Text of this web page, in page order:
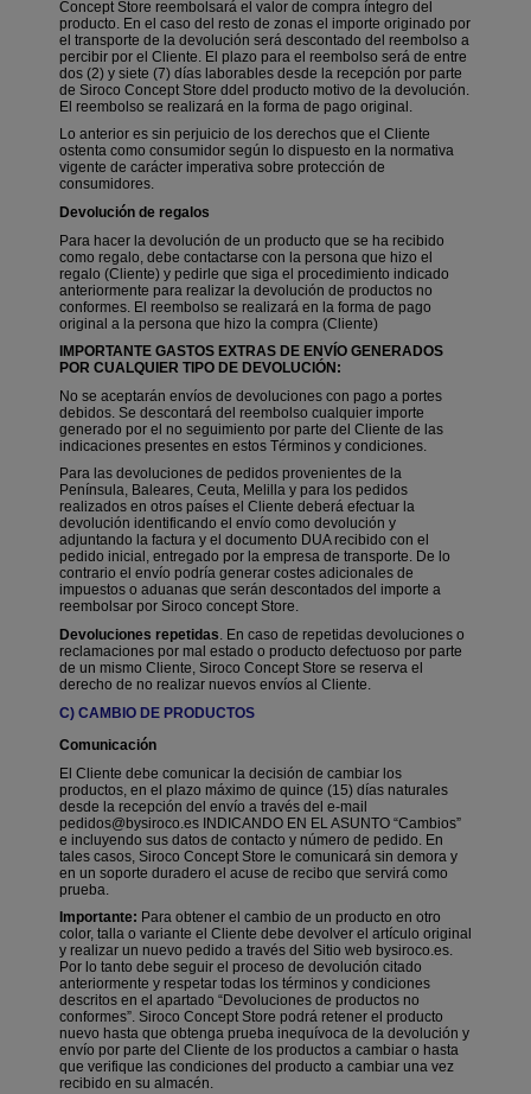
Concept Store reembolsará el valor de compra íntegro del
producto. En el caso del resto de zonas el importe originado por
el transporte de la devolución será descontado del reembolso a
percibir por el Cliente. El plazo para el reembolso será de entre
dos (2) y siete (7) días laborables desde la recepción por parte
de Siroco Concept Store ddel producto motivo de la devolución.
El reembolso se realizará en la forma de pago original.
Lo anterior es sin perjuicio de los derechos que el Cliente
ostenta como consumidor según lo dispuesto en la normativa
vigente de carácter imperativa sobre protección de
consumidores.
Devolución de regalos
Para hacer la devolución de un producto que se ha recibido
como regalo, debe contactarse con la persona que hizo el
regalo (Cliente) y pedirle que siga el procedimiento indicado
anteriormente para realizar la devolución de productos no
conformes. El reembolso se realizará en la forma de pago
original a la persona que hizo la compra (Cliente)
IMPORTANTE GASTOS EXTRAS DE ENVÍO GENERADOS
POR CUALQUIER TIPO DE DEVOLUCIÓN:
No se aceptarán envíos de devoluciones con pago a portes
debidos. Se descontará del reembolso cualquier importe
generado por el no seguimiento por parte del Cliente de las
indicaciones presentes en estos Términos y condiciones.
Para las devoluciones de pedidos provenientes de la
Península, Baleares, Ceuta, Melilla y para los pedidos
realizados en otros países el Cliente deberá efectuar la
devolución identificando el envío como devolución y
adjuntando la factura y el documento DUA recibido con el
pedido inicial , entregado por la empresa de transporte. De lo
contrario el envío podría generar costes adicionales de
impuestos o aduanas que serán descontados del importe a
reembolsar por Siroco concept Store.
Devoluciones repetidas. En caso de repetidas devoluciones o
reclamaciones por mal estado o producto defectuoso por parte
de un mismo Cliente, Siroco Concept Store se reserva el
derecho de no realizar nuevos envíos al Cliente.
C) CAMBIO DE PRODUCTOS
Comunicación
El Cliente debe comunicar la decisión de cambiar los
productos, en el plazo máximo de quince (15) días naturales
desde la recepción del envío a través del e-mail
pedidos@bysiroco.es INDICANDO EN EL ASUNTO “Cambios”
e incluyendo sus datos de contacto y número de pedido. En
tales casos, Siroco Concept Store le comunicará sin demora y
en un soporte duradero el acuse de recibo que servirá como
prueba.
Importante: Para obtener el cambio de un producto en otro
color, talla o variante el Cliente debe devolver el artículo original
y realizar un nuevo pedido a través del Sitio web bysiroco.es.
Por lo tanto debe seguir el proceso de devolución citado
anteriormente y respetar todas los términos y condiciones
descritos en el apartado “Devoluciones de productos no
conformes”. Siroco Concept Store podrá retener el producto
nuevo hasta que obtenga prueba inequívoca de la devolución y
envío por parte del Cliente de los productos a cambiar o hasta
que verifique las condiciones del producto a cambiar una vez
recibido en su almacén.